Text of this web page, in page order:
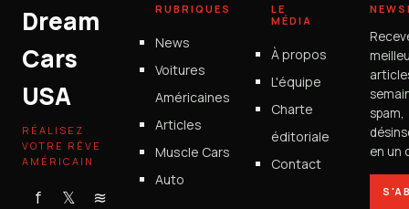
Dream
Cars
USA
RÉALISEZ
VOTRE RÊVE
AMÉRICAIN
f 𝕏 ≋
RUBRIQUES
News
Voitures
Américaines
Articles
Muscle Cars
Auto
LE
MÉDIA
À propos
L'équipe
Charte
éditoriale
Contact
spam,
en un